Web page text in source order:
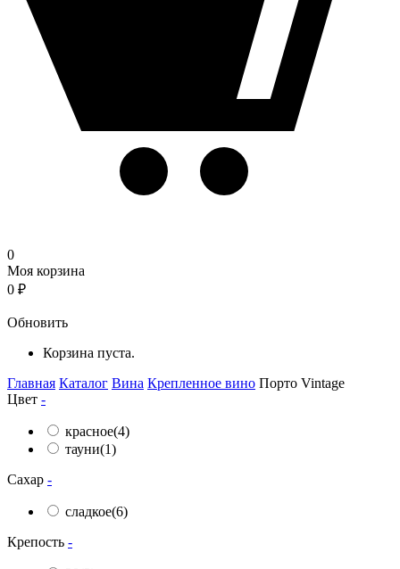
0
Моя корзина
0 ₽
Обновить
Корзина пуста.
Главная Каталог Вина Крепленное вино Порто Vintage
Цвет -
красное(4)
тауни(1)
Сахар -
сладкое(6)
Крепость -